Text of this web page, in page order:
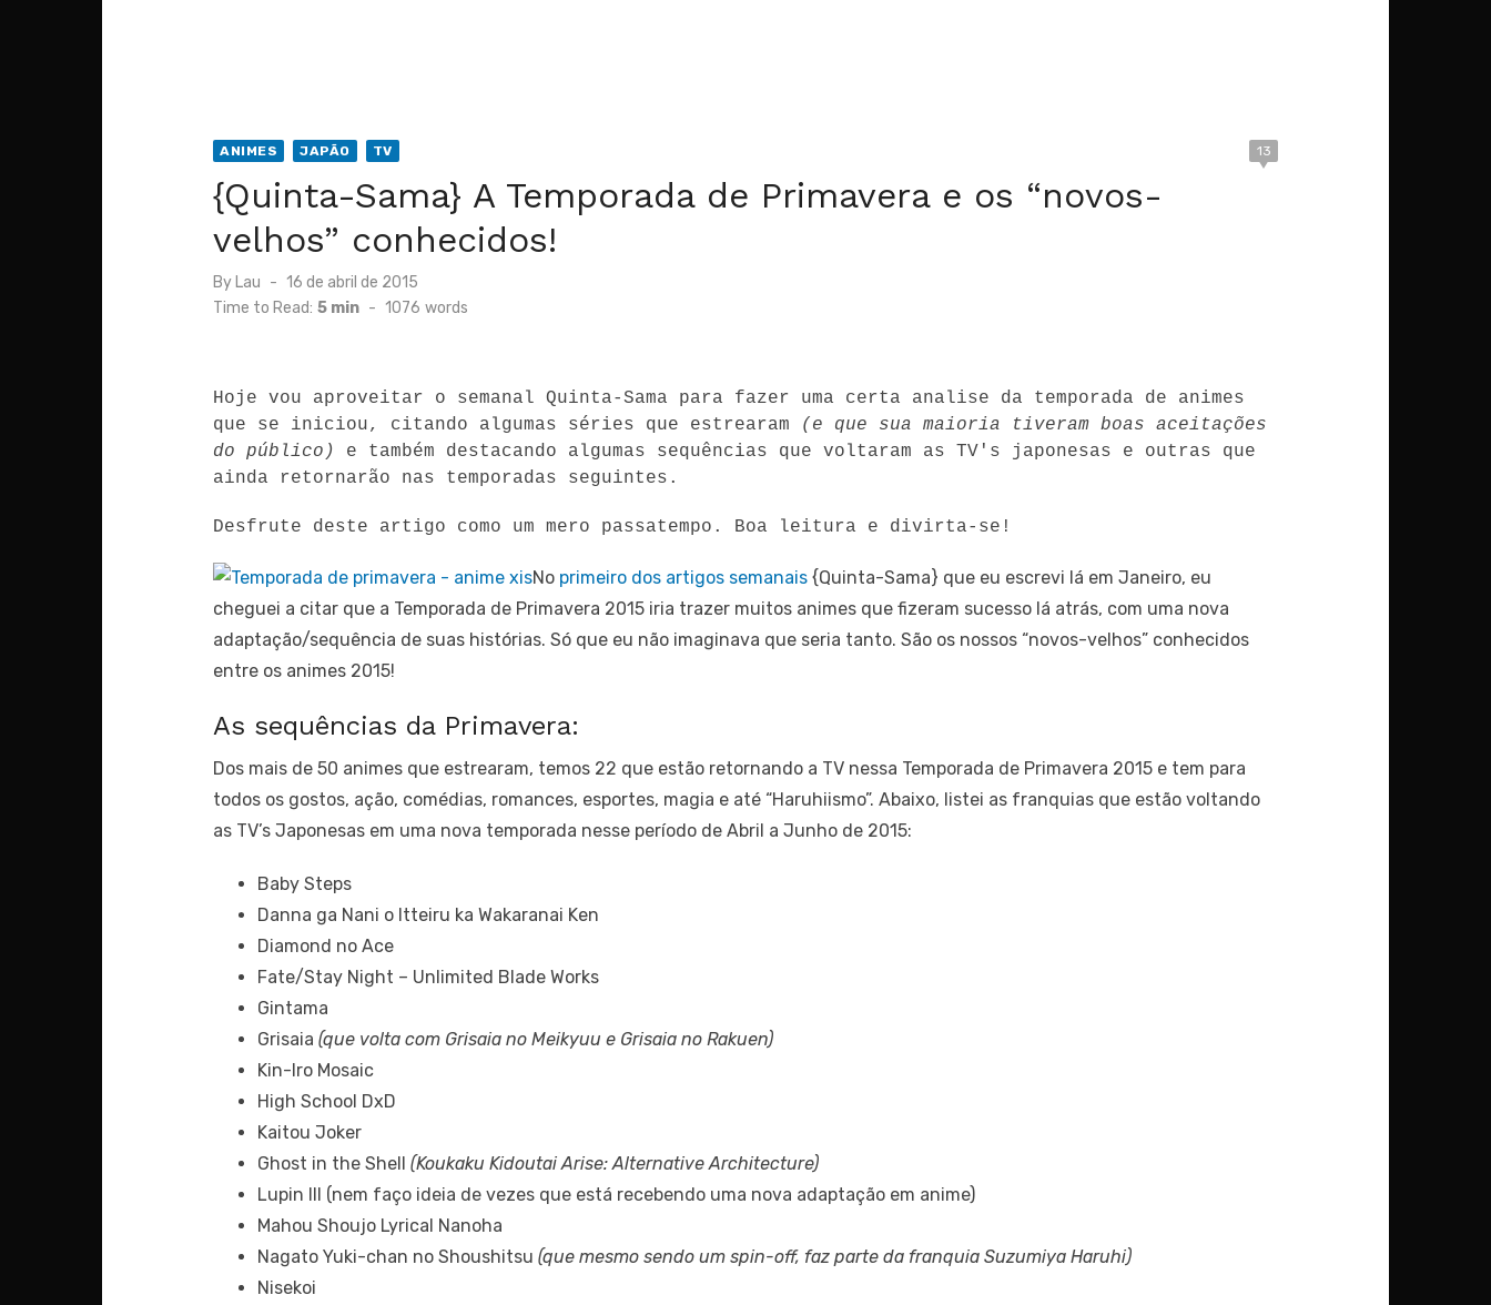
ANIMES JAPÃO TV 13
{Quinta-Sama} A Temporada de Primavera e os “novos-
velhos” conhecidos!
By Lau
Posted
on
16 de abril de 2015
Time to Read: 5 min - 1076 words
Hoje vou aproveitar o semanal Quinta-Sama para fazer uma certa analise da temporada de animes
que se iniciou, citando algumas séries que estrearam
(e que sua maioria tiveram boas aceitações
do público)
e também destacando algumas sequências que voltaram as TV's japonesas e outras que
ainda retornarão nas temporadas seguintes.
Desfrute deste artigo como um mero passatempo. Boa leitura e divirta-se!
No primeiro dos artigos semanais {Quinta-Sama} que eu escrevi lá em Janeiro, eu
cheguei a citar que a Temporada de Primavera 2015 iria trazer muitos animes que fizeram sucesso lá atrás, com uma nova
adaptação/sequência de suas histórias. Só que eu não imaginava que seria tanto. São os nossos “novos-velhos” conhecidos
entre os animes 2015!
As sequências da Primavera:
Dos mais de 50 animes que estrearam, temos 22 que estão retornando a TV nessa Temporada de Primavera 2015 e tem para
todos os gostos, ação, comédias, romances, esportes, magia e até “Haruhiismo”. Abaixo, listei as franquias que estão voltando
as TV’s Japonesas em uma nova temporada nesse período de Abril a Junho de 2015:
Baby Steps
Danna ga Nani o Itteiru ka Wakaranai Ken
Diamond no Ace
Fate/Stay Night – Unlimited Blade Works
Gintama
Grisaia (que volta com Grisaia no Meikyuu e Grisaia no Rakuen)
Kin-Iro Mosaic
High School DxD
Kaitou Joker
Ghost in the Shell (Koukaku Kidoutai Arise: Alternative Architecture)
Lupin III (nem faço ideia de vezes que está recebendo uma nova adaptação em anime)
Mahou Shoujo Lyrical Nanoha
Nagato Yuki-chan no Shoushitsu (que mesmo sendo um spin-off, faz parte da franquia Suzumiya Haruhi)
Nisekoi